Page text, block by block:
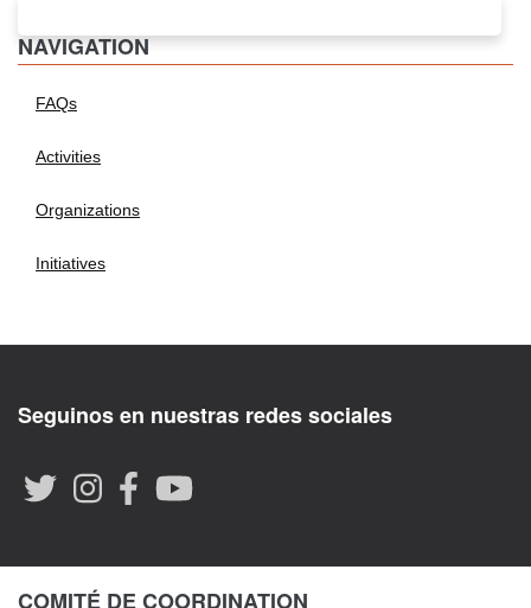
NAVIGATION
FAQs
Activities
Organizations
Initiatives
Seguinos en nuestras redes sociales
COMITÉ DE COORDINATION